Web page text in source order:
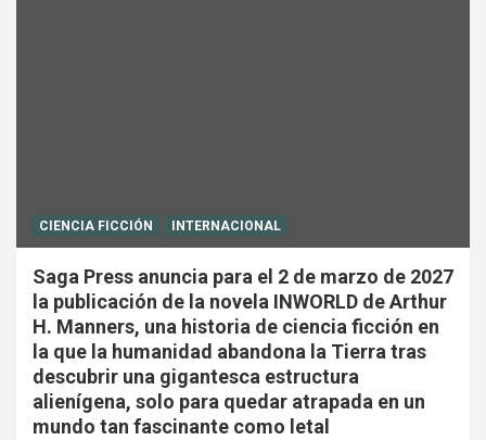
CIENCIA FICCIÓN INTERNACIONAL
Saga Press anuncia para el 2 de marzo de 2027
la publicación de la novela INWORLD de Arthur
H. Manners, una historia de ciencia ficción en
la que la humanidad abandona la Tierra tras
descubrir una gigantesca estructura
alienígena, solo para quedar atrapada en un
mundo tan fascinante como letal